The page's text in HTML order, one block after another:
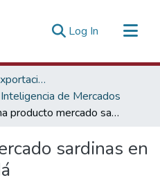
Log In (current)
Promoción de las Exportaciones
Inteligencia de Mercados
Ficha producto mercado sardinas en conserva - Canadá
sardinas en